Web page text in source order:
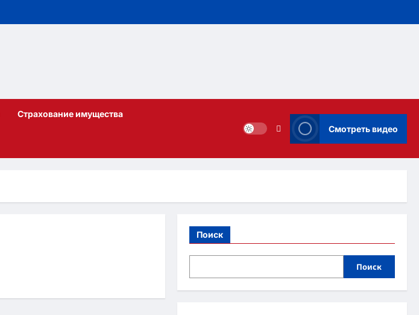
Страхование имущества
Смотреть видео
Поиск
Поиск